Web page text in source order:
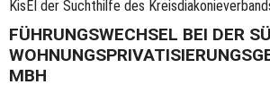
KisEI der Suchthilfe des
FÜHRUNGSWECHSEL BEI DER
MBH